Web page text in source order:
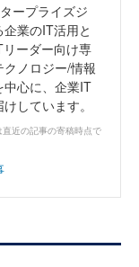
ープライズジ
業のIT活用と
ーダー向け専
ノロジー/情報
中心に、企業IT
しています。
近の記事の寄稿時点で